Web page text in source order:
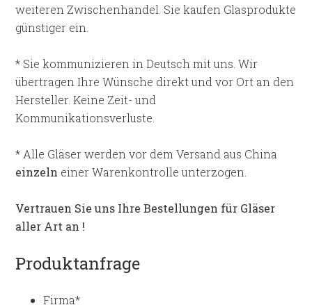
weiteren Zwischenhandel. Sie kaufen Glasprodukte
günstiger ein.
* Sie kommunizieren in Deutsch mit uns. Wir
übertragen Ihre Wünsche direkt und vor Ort an den
Hersteller. Keine Zeit- und
Kommunikationsverluste.
* Alle Gläser werden vor dem Versand aus China
einzeln einer Warenkontrolle unterzogen.
Vertrauen Sie uns Ihre Bestellungen für Gläser
aller Art an !
Produktanfrage
Firma*